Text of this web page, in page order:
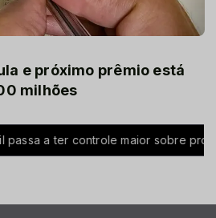
e próximo prêmio está
milhões
a ter controle maior sobre produtos